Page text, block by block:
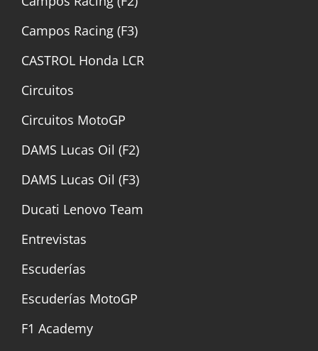
Campos Racing (F3)
CASTROL Honda LCR
Circuitos
Circuitos MotoGP
DAMS Lucas Oil (F2)
DAMS Lucas Oil (F3)
Ducati Lenovo Team
Entrevistas
Escuderías
Escuderías MotoGP
F1 Academy